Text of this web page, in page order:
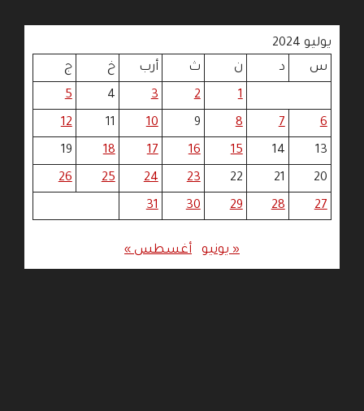
يوليو 2024
س
د ن ث أرب خ
ج
1
2
3
4
5
6
7
8
9
10
11
12
13
14
15
16
17
18
19
20
21
22
23
24
25
26
27
28
29
30
31
« يونيو أغسطس »